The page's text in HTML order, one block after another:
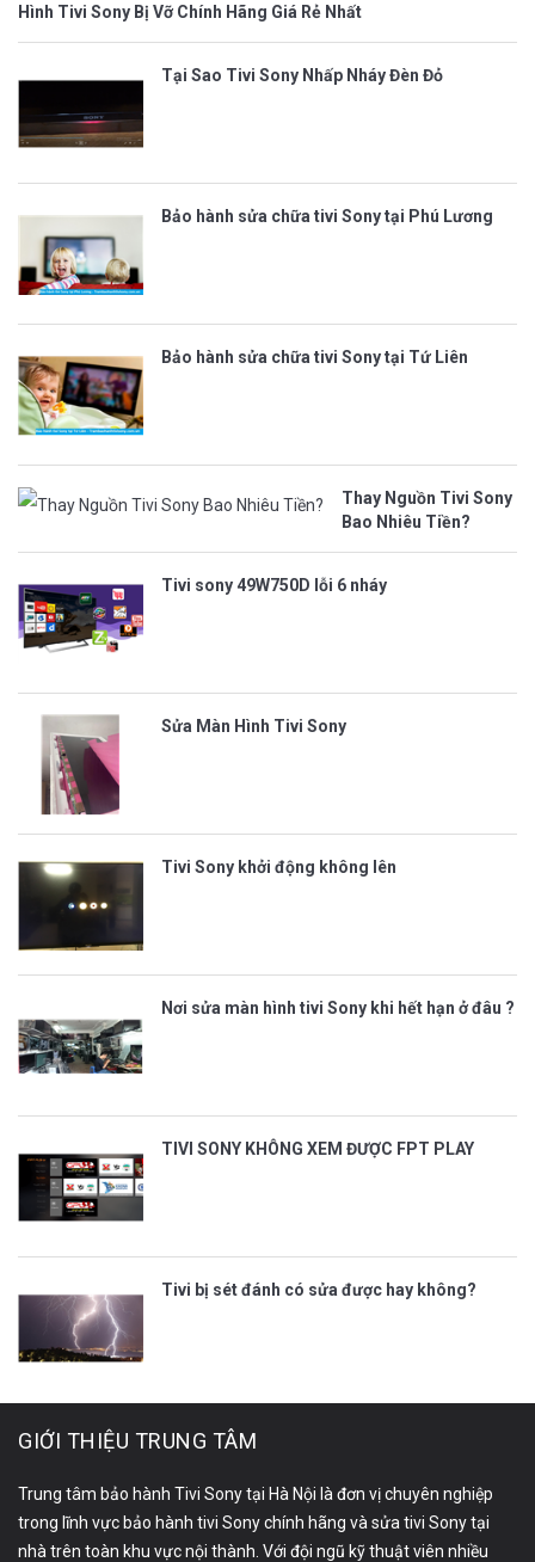
Hình Tivi Sony Bị Vỡ Chính Hãng Giá Rẻ Nhất
Tại Sao Tivi Sony Nhấp Nháy Đèn Đỏ
Bảo hành sửa chữa tivi Sony tại Phú Lương
Bảo hành sửa chữa tivi Sony tại Tứ Liên
Thay Nguồn Tivi Sony
Bao Nhiêu Tiền?
Tivi sony 49W750D lỗi 6 nháy
Sửa Màn Hình Tivi Sony
Tivi Sony khởi động không lên
Nơi sửa màn hình tivi Sony khi hết hạn ở đâu ?
TIVI SONY KHÔNG XEM ĐƯỢC FPT PLAY
Tivi bị sét đánh có sửa được hay không?
GIỚI THIỆU TRUNG TÂM
Trung tâm bảo hành Tivi Sony tại Hà Nội là đơn vị chuyên nghiệp
trong lĩnh vực bảo hành tivi Sony chính hãng và sửa tivi Sony tại
nhà trên toàn khu vực nội thành. Với đội ngũ kỹ thuật viên nhiều